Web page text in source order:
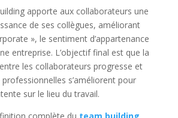
apporte aux collaborateurs une
de ses collègues, améliorant
», le sentiment d’appartenance
entreprise. L’objectif final est que la
les collaborateurs progresse et
s’améliorent pour
sur le lieu du travail.